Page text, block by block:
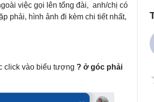
việc gọi lên tổng đài, anh/chị có
phải, hình ảnh đi kèm chi tiết nhất,
click vào biểu tượng ? ở góc phải